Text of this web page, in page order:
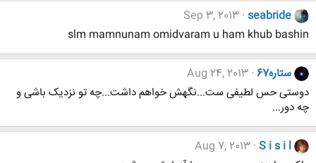
seabride
Sep 3, 2013
slm mamnunam omidvaram u ham khub bashin
ستاره67
Aug 24, 2013
دوستی حس لطیفی ست...نگهش خواهم داشت...چه تو نزدیک باشی و
چه دور...
S i s i l
Aug 7, 2013